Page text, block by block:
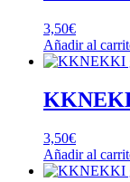
3,50€
Añadir al
3,50€
Añadir al